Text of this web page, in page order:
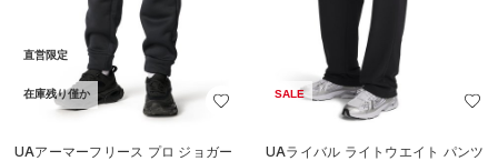
直営限定
在庫残り僅か
UAアーマーフリース プロ ジョガー
SALE
UAライバル ライトウエイト パンツ